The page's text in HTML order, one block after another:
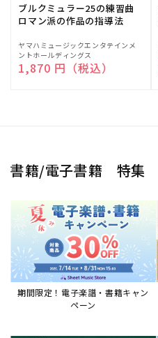
ブルクミュラー25の練習曲
ロマン派の作品の指導法
販
売
元:
ヤマハミュージックエンタテインメ
ントホールディングス
通常価格
1,870 円（税込）
書籍/電子書籍 特集
期間限定！電子楽譜・書籍キャン
ペーン